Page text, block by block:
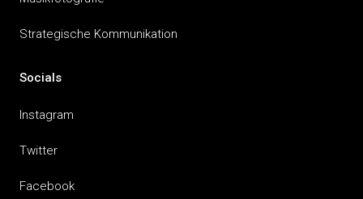
Strategische Kommunikation
Socials
Instagram
Twitter
Facebook